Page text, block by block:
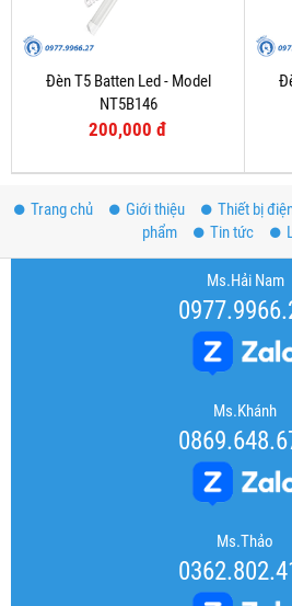
Đèn T5 Batten Led - Model
NT5B146
200,000 đ
Trang chủ Giới thiệu Thiết bị
phẩm
Tin tức
Ms.Hải Nam
Ms.Khánh
Ms.Thảo